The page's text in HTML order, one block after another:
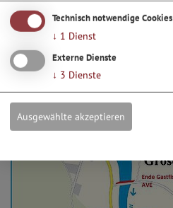
Technisch notwendige Cookies
↓ 1 Dienst
Externe Dienste
↓ 3 Dienste
Ausgewählte akzeptieren